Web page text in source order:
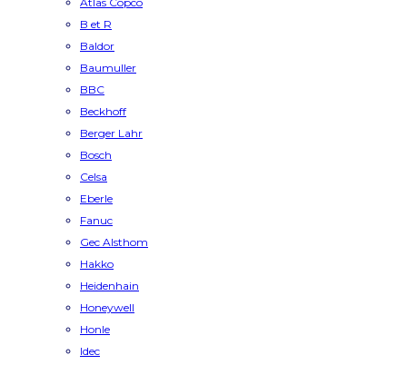
B et R
Baldor
Baumuller
BBC
Beckhoff
Berger Lahr
Bosch
Celsa
Eberle
Fanuc
Gec Alsthom
Hakko
Heidenhain
Honeywell
Honle
Idec